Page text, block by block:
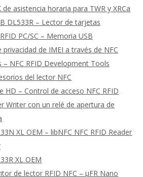
de asistencia horaria para TWR y XRCa
DL533R – Lector de tarjetas
PC/SC – Memoria USB
privacidad de IMEI a través de NFC
– NFC RFID Development Tools
del lector NFC
HD – Control de acceso NFC RFID
Writer con un relé de apertura de
XL OEM – libNFC NFC RFID Reader
XL OEM
de lector RFID NFC – μFR Nano